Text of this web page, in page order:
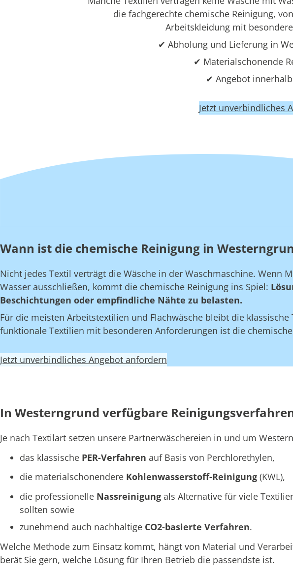
die fachgerechte chemische Reinigung,
Arbeitskleidung mit
✔ Abholung und Lieferung in
✔ Materialschonende
✔ Angebot
Jetzt unverbindliches
Wann ist die chemische Reinigung in
Nicht jedes Textil verträgt die Wäsche in der Waschmaschine. Wenn
Wasser ausschließen, kommt die chemische Reinigung ins Spiel:
Beschichtungen oder empfindliche Nähte zu belasten.
Für die meisten Arbeitstextilien und Flachwäsche bleibt die
funktionale Textilien mit besonderen Anforderungen ist die
Jetzt unverbindliches Angebot anfordern
In Westerngrund verfügbare
Je nach Textilart setzen unsere Partnerwäschereien in und um
das klassische PER-Verfahren auf Basis von Perchlorethylen,
die materialschonendere Kohlenwasserstoff-Reinigung (KWL),
die professionelle Nassreinigung als Alternative für viele
sollten sowie
zunehmend auch nachhaltige CO2-basierte Verfahren.
Welche Methode zum Einsatz kommt, hängt von Material und
berät Sie gern, welche Lösung für Ihren Betrieb die passendste ist.